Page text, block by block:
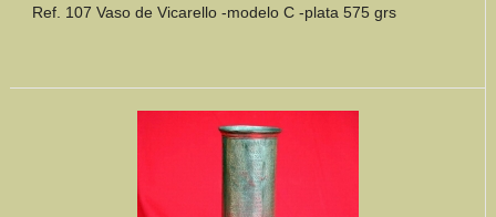
Ref. 107 Vaso de Vicarello -modelo C -plata 575 grs